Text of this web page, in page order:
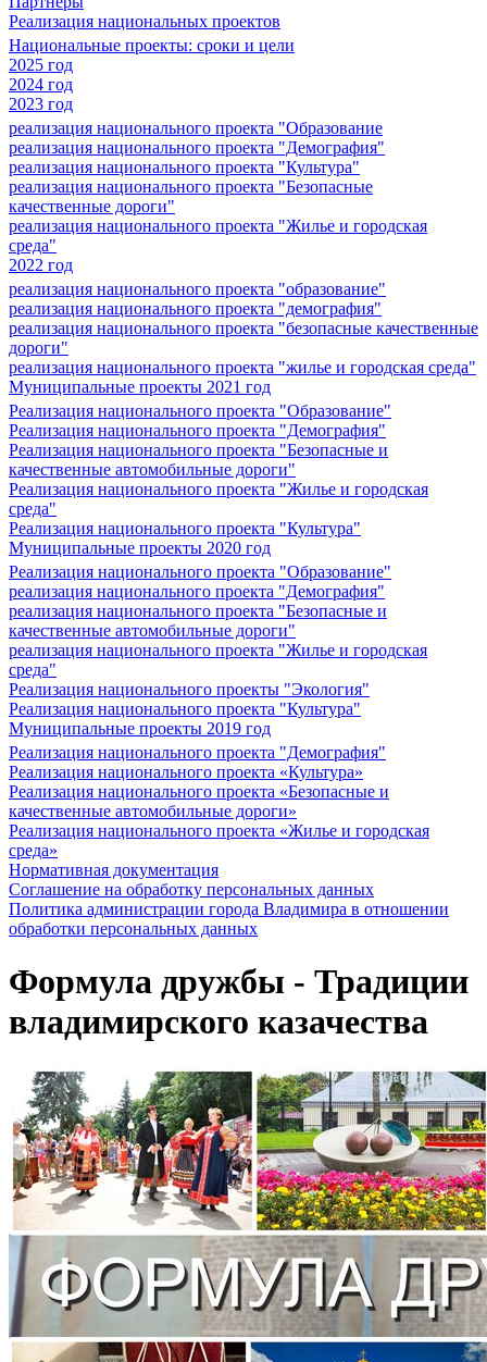
Реализация национальных проектов
Национальные проекты: сроки и цели
2025 год
2024 год
2023 год
реализация национального проекта "Образование
реализация национального проекта "Демография"
реализация национального проекта "Культура"
реализация национального проекта "Безопасные
качественные дороги"
реализация национального проекта "Жилье и городская
среда"
2022 год
реализация национального проекта "образование"
реализация национального проекта "демография"
реализация национального проекта "безопасные качественные
дороги"
реализация национального проекта "жилье и городская среда"
Муниципальные проекты 2021 год
Реализация национального проекта "Образование"
Реализация национального проекта "Демография"
Реализация национального проекта "Безопасные и
качественные автомобильные дороги"
Реализация национального проекта "Жилье и городская
среда"
Реализация национального проекта "Культура"
Муниципальные проекты 2020 год
Реализация национального проекта "Образование"
реализация национального проекта "Демография"
реализация национального проекта "Безопасные и
качественные автомобильные дороги"
реализация национального проекта "Жилье и городская
среда"
Реализация национального проекты "Экология"
Реализация национального проекта "Культура"
Муниципальные проекты 2019 год
Реализация национального проекта "Демография"
Реализация национального проекта «Культура»
Реализация национального проекта «Безопасные и
качественные автомобильные дороги»
Реализация национального проекта «Жилье и городская
среда»
Нормативная документация
Соглашение на обработку персональных данных
Политика администрации города Владимира в отношении
обработки персональных данных
Формула дружбы - Традиции
владимирского казачества